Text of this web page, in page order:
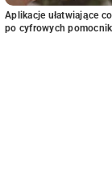
Aplikacje ułatwiające
po cyfrowych